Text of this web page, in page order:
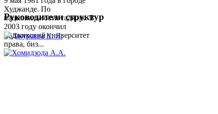
Худжанде. По
национальности таджик. В
2003 году окончил
Таджикский университет
права, биз...
Руководители структур